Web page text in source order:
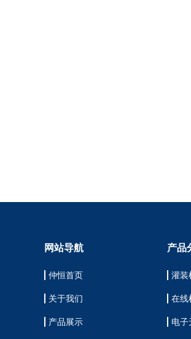
网站导航
仲恒首页
关于我们
产品展示
产品
灌装
在线
电子